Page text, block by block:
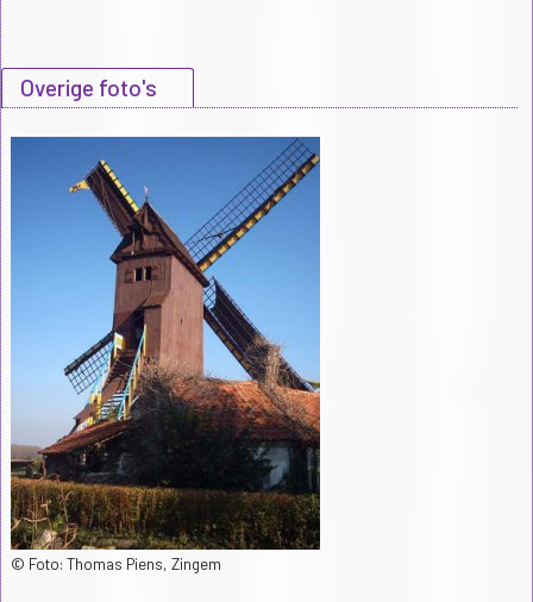
Overige foto's
© Foto: Thomas Piens, Zingem